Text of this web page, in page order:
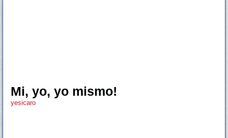
Mi, yo, yo mismo!
yesicaro